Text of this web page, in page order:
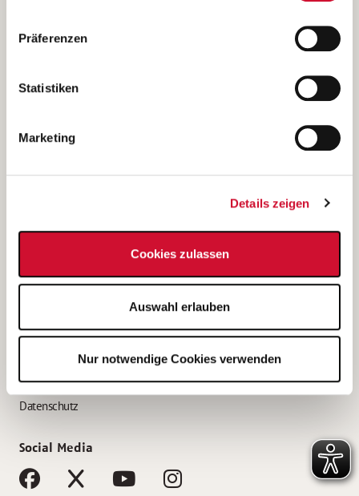
Sie der Speicherung sämtlicher Cookies zu. Sie können
Ihre Einwilligung selbstverständlich jederzeit widerrufen,
indem Sie die Cookie-Einstellungen aufrufen und diese
unsererDatenschutzerklärung
Präferenzen
Statistiken
Marketing
Details zeigen
Cookies zulassen
Auswahl erlauben
Nur notwendige Cookies verwenden
Kantstraße 45a
(Ein Tochterunternehmen des AWO Bezirksverbandes Unterfranken
e.V.)
Bewerbung als Altenpflegehelfer*in
Bewerbung als Erzieher*in
AWO Gliederungen nach Bundesland
Impressum
Datenschutz
Social Media